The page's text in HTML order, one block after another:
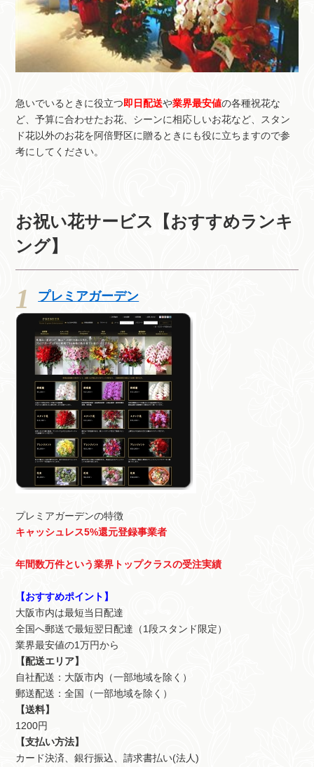
急いでいるときに役立つ即日配送や業界最安値の各種祝花な
ど、予算に合わせたお花、シーンに相応しいお花など、スタン
ド花以外のお花を阿倍野区に贈るときにも役に立ちますので参
考にしてください。
お祝い花サービス【おすすめランキ
ング】
プレミアガーデン
プレミアガーデンの特徴
キャッシュレス5%還元登録事業者
年間数万件という業界トップクラスの受注実績
【おすすめポイント】
大阪市内は最短当日配達
全国へ郵送で最短翌日配達（1段スタンド限定）
業界最安値の1万円から
【配送エリア】
自社配送：大阪市内（一部地域を除く）
郵送配送：全国（一部地域を除く）
【送料】
1200円
【支払い方法】
カード決済、銀行振込、請求書払い(法人)